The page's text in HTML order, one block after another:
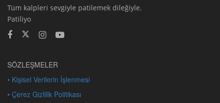
Tüm kalpleri sevgiyle patilemek dileğiyle.
Patiliyo
SÖZLEŞMELER
• Kişisel Verilerin İşlenmesi
• Çerez Gizlilik Politikası